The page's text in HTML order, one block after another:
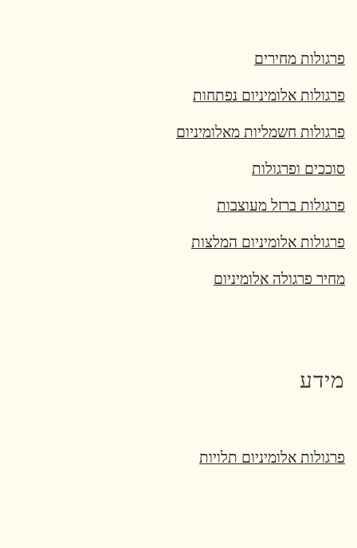
פרגולות מחירים
פרגולות אלומיניום נפתחות
פרגולות חשמליות מאלומיניום
סוככים ופרגולות
פרגולות ברזל מעוצבות
פרגולות אלומיניום המלצות
מחיר פרגולה אלומיניום
מידע
פרגולות אלומיניום תלויות